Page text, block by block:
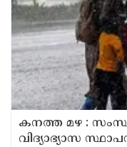
കനത്ത മഴ :
വിദ്യാഭ്യാസ